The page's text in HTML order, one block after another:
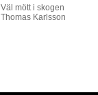
Väl mött i skogen
Thomas Karlsson